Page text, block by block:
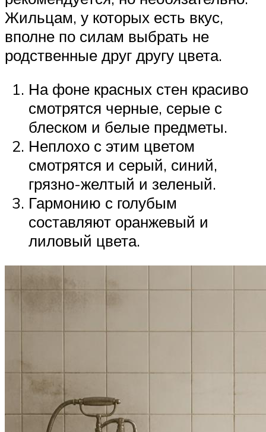
Жильцам, у которых есть вкус,
вполне по силам выбрать не
родственные друг другу цвета.
На фоне красных стен красиво
смотрятся черные, серые с
блеском и белые предметы.
Неплохо с этим цветом
смотрятся и серый, синий,
грязно-желтый и зеленый.
Гармонию с голубым
составляют оранжевый и
лиловый цвета.